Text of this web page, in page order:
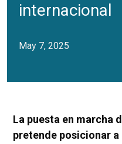
internacional
May 7, 2025
La puesta en marcha
pretende posicionar